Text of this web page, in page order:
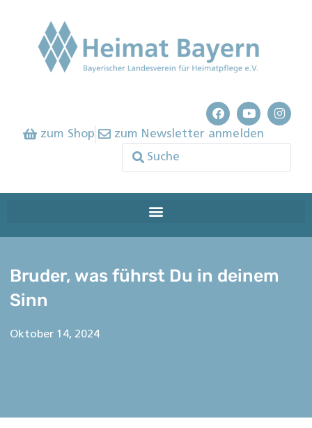
zum Shop zum Newsletter anmelden
Bruder, was führst Du in deinem
Sinn
Oktober 14, 2024